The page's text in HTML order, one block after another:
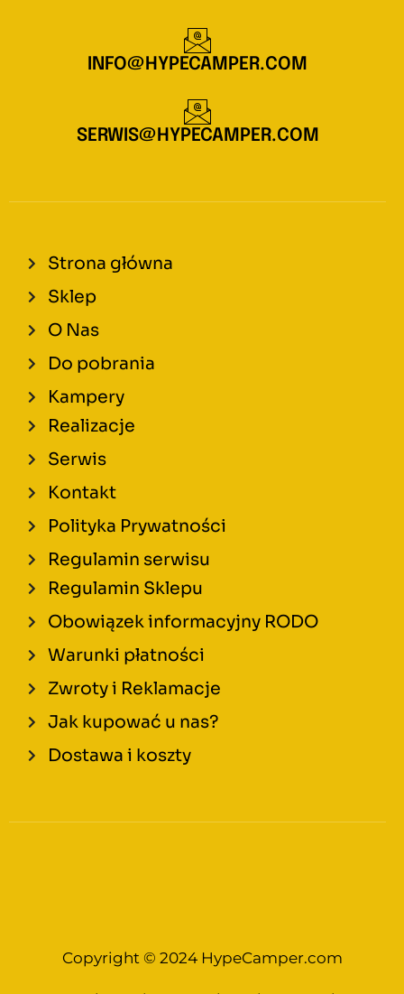
INFO@HYPECAMPER.COM
SERWIS@HYPECAMPER.COM
Strona główna
Sklep
O Nas
Do pobrania
Kampery
Realizacje
Serwis
Kontakt
Polityka Prywatności
Regulamin serwisu
Regulamin Sklepu
Obowiązek informacyjny RODO
Warunki płatności
Zwroty i Reklamacje
Jak kupować u nas?
Dostawa i koszty
Copyright © 2024 HypeCamper.com